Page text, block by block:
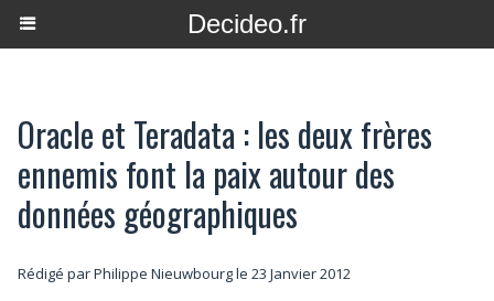
Decideo.fr
Oracle et Teradata : les deux frères
ennemis font la paix autour des
données géographiques
Rédigé parPhilippe Nieuwbourgle 23 Janvier 2012